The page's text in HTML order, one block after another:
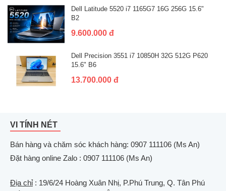
Dell Latitude 5520 i7 1165G7 16G 256G 15.6"
B2
9.600.000 đ
Dell Precision 3551 i7 10850H 32G 512G P620
15.6" B6
13.700.000 đ
VI TÍNH NÉT
Bán hàng và chăm sóc khách hàng: 0907 111106 (Ms An)
Đặt hàng online Zalo : 0907 111106 (Ms An)
Địa chỉ: 19/6/24 Hoàng Xuân Nhị, P.Phú Trung, Q. Tân Phú